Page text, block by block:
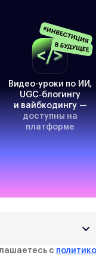
Видео-уроки по ИИ,
UGC‑блогингу
и вайбкодингу —
доступны на
платформе
с